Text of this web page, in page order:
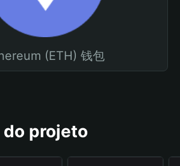
(ETH) 钱包
do projeto